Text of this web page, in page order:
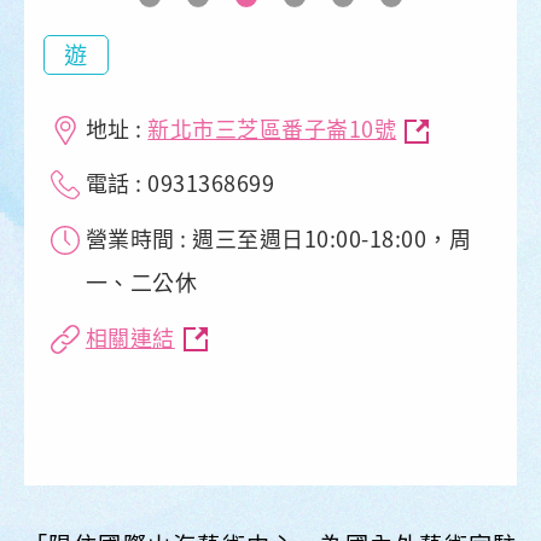
遊
地址 : 新北市三芝區番子崙10號
電話 : 0931368699
營業時間 : 週三至週日10:00-18:00，周
一、二公休
相關連結